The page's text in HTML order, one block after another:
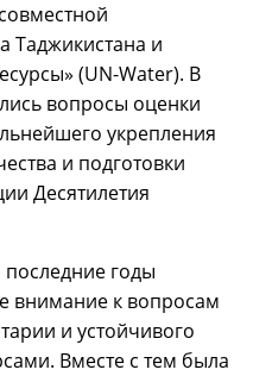
Таджикистана и
(UN-Water). В
вопросы оценки
укрепления
и подготовки
Десятилетия
последние годы
внимание к вопросам
и устойчивого
Вместе с тем была